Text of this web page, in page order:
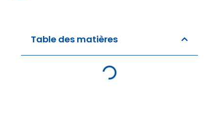
Table des matières